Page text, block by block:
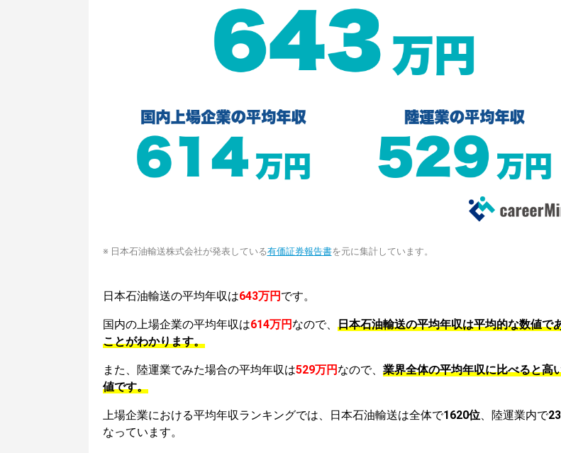
※ 日本石油輸送株式会社が発表している有価証券報告書を元に集計しています。
日本石油輸送の平均年収は643万円 です。
国内の上場企業の平均年収は614万円 なので、 日本石油輸送の平均年収は平均的な数値で
ことがわかります。
また、陸運業でみた場合の平均年収は529万円 なので、 業界全体の平均年収に比べると高
値です。
上場企業における平均年収ランキングでは、日本石油輸送は全体で1620位、陸運業内で
なっています。